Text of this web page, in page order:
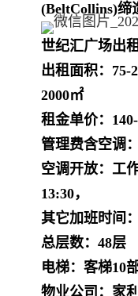
(BeltCollins)缔
世纪汇广场出
出租面积：75-
2000㎡
租金单价：
管理费含空调
空调开放：工
13:30，
其它加班时间
总层数：48层
电梯：客梯10
物业公司：家